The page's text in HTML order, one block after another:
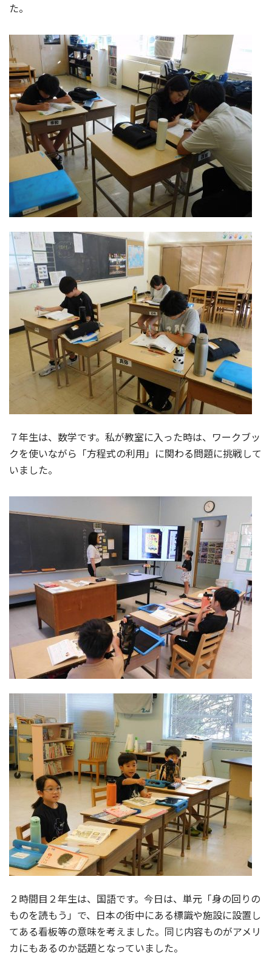
た。
７年生は、数学です。私が教室に入った時は、ワークブッ
クを使いながら「方程式の利用」に関わる問題に挑戦して
いました。
２時間目２年生は、国語です。今日は、単元「身の回りの
ものを読もう」で、日本の街中にある標識や施設に設置し
てある看板等の意味を考えました。同じ内容ものがアメリ
カにもあるのか話題となっていました。